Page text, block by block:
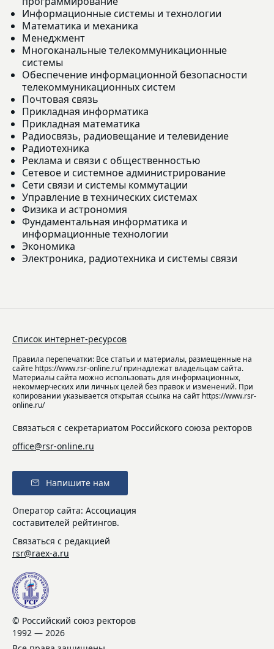
Информационные системы и технологии
Математика и механика
Менеджмент
Многоканальные телекоммуникационные
системы
Обеспечение информационной безопасности
телекоммуникационных систем
Почтовая связь
Прикладная информатика
Прикладная математика
Радиосвязь, радиовещание и телевидение
Радиотехника
Реклама и связи с общественностью
Сетевое и системное администрирование
Сети связи и системы коммутации
Управление в технических системах
Физика и астрономия
Фундаментальная информатика и
информационные технологии
Экономика
Электроника, радиотехника и системы связи
Список интернет-ресурсов
Правила перепечатки: Все статьи и материалы, размещенные на
сайте https://www.rsr-online.ru/ принадлежат владельцам сайта.
Материалы сайта можно использовать для информационных,
некоммерческих или личных целей без правок и изменений. При
копировании указывается открытая ссылка на сайт https://www.rsr-
online.ru/
Связаться с секретариатом Российского союза ректоров
office@rsr-online.ru
Напишите нам
Оператор сайта: Ассоциация
составителей рейтингов.
Связаться с редакцией
rsr@raex-a.ru
© Российский союз ректоров
1992 — 2026